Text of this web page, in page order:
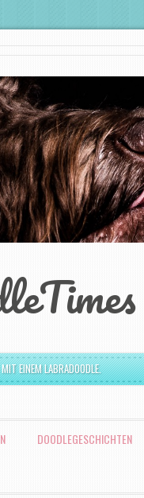
EINEM LABRADOODLE.
DOODLEGESCHICHTEN